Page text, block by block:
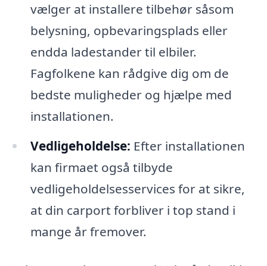
vælger at installere tilbehør såsom
belysning, opbevaringsplads eller
endda ladestander til elbiler.
Fagfolkene kan rådgive dig om de
bedste muligheder og hjælpe med
installationen.
Vedligeholdelse: Efter installationen
kan firmaet også tilbyde
vedligeholdelsesservices for at sikre,
at din carport forbliver i top stand i
mange år fremover.